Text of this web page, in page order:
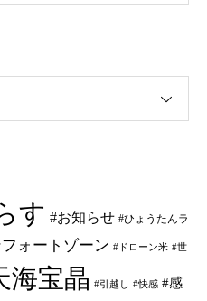
す #お知らせ #ひょうたんラ
ォートゾーン #ドローン米 #世
海宝晶 #引越し #快感 #感